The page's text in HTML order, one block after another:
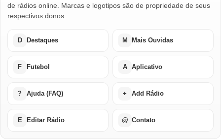
de rádios online. Marcas e logotipos são de propriedade de seus
respectivos donos.
D Destaques M Mais Ouvidas
F Futebol A Aplicativo
? Ajuda (FAQ) + Add Rádio
E Editar Rádio @ Contato